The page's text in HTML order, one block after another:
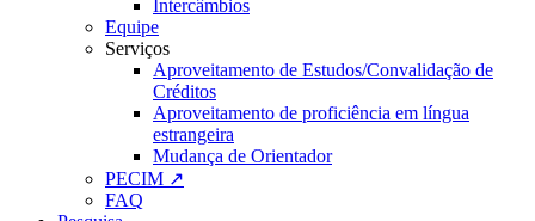
Intercâmbios
Equipe
Serviços
Aproveitamento de Estudos/Convalidação de
Créditos
Aproveitamento de proficiência em língua
estrangeira
Mudança de Orientador
PECIM ↗
FAQ